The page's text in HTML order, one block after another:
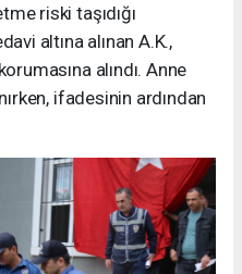
riski taşıdığı
altına alınan A.K.,
alındı. Anne
ifadesinin ardından